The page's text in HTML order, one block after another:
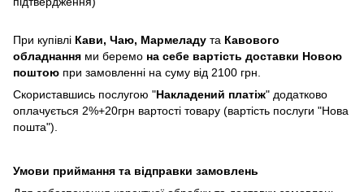
При купівлі Кави, Чаю, Мармеладу та Кавового
обладнання ми беремо на себе вартість доставки Новою
поштою при замовленні на суму від 2100 грн.
Скориставшись послугою "Накладений платіж" додатково
оплачується 2%+20грн вартості товару (вартість послуги "Нова
пошта").
Умови приймання та відправки замовлень